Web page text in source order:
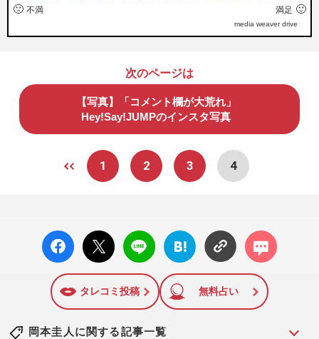
🙁 不満 満足 🙂
media weaver drive
次のページは
【写真】「コメント欄が大荒れ」
Hey!Say!JUMPのインスタ写真
1 2 3 4
facebo
ok い
X ポス
ト
LINE
はてな
ブック
に追加
コメン
ト
タレコミ投稿 無料占い
岡本圭人に関する記事一覧